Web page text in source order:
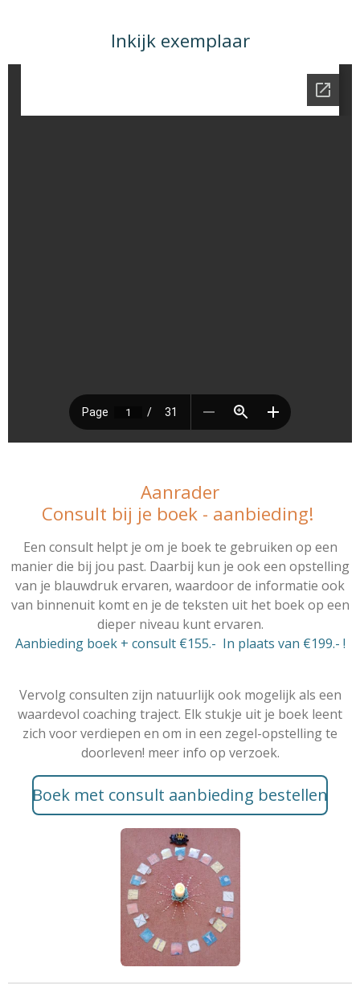
Inkijk exemplaar
Aanrader
Consult bij je boek - aanbieding!
Een consult helpt je om je boek te gebruiken op een
manier die bij jou past. Daarbij kun je ook een opstelling
van je blauwdruk ervaren, waardoor de informatie ook
van binnenuit komt en je de teksten uit het boek op een
dieper niveau kunt ervaren.
Aanbieding boek + consult €155.- In plaats van €199.- !
Vervolg consulten zijn natuurlijk ook mogelijk als een
waardevol coaching traject. Elk stukje uit je boek leent
zich voor verdiepen en om in een zegel-opstelling te
doorleven! meer info op verzoek.
Boek met consult aanbieding bestellen